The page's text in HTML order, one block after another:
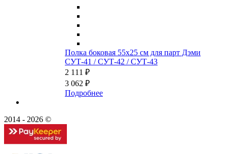
Полка боковая 55x25 см для парт Дэми
СУТ-41 / СУТ-42 / СУТ-43
2 111 ₽
3 062 ₽
Подробнее
2014 - 2026 ©